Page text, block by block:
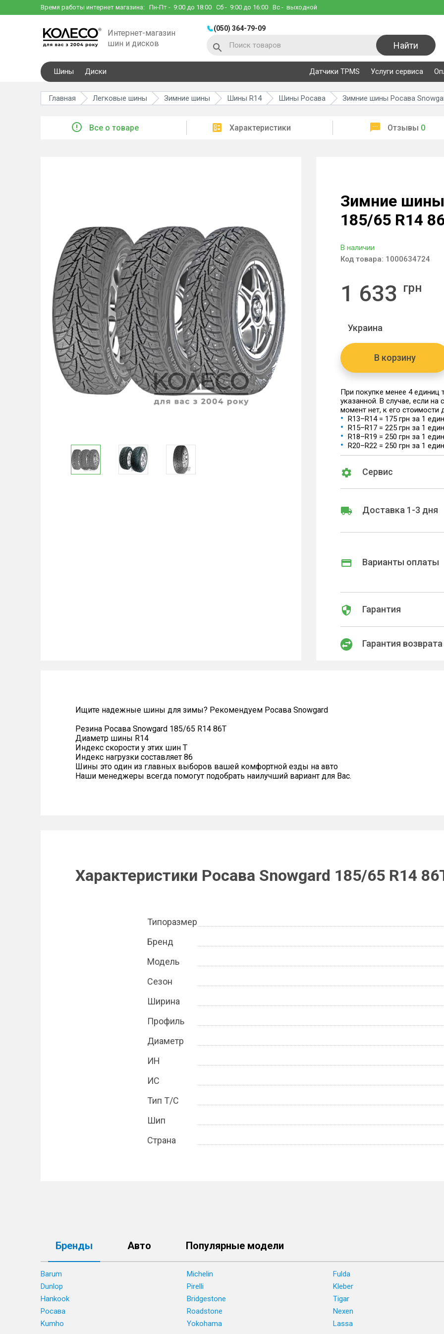
Время работы интернет магазина: Пн-Пт - 9:00 до 18:00 Сб - 9:00 до 16:00 Вс - выходной
Интернет-магазин
шин и дисков
(050) 364-79-09
Найти
Шины Диски Датчики TPMS Услуги сервиса
Главная Легковые шины Зимние шины Шины R14 Шины Росава Зимние шины Росава
Все о товаре Характеристики Отзывы 0
Зимние шины
185/65 R14
В наличии
Код товара: 1000634724
1 633 грн
Украина
В корзину
При покупке менее 4
указанной. В случае, если
момент нет, к его стоимости
R13–R14 = 175 грн за 1
R15–R17 = 225 грн за 1
R18–R19 = 250 грн за 1
R20–R22 = 250 грн за 1
Сервис
Доставка 1-3 дня
Варианты оплаты
Гарантия
Гарантия возврата
Ищите надежные шины для зимы? Рекомендуем Росава Snowgard
Резина Росава Snowgard 185/65 R14 86T
Диаметр шины R14
Индекс скорости у этих шин T
Индекс нагрузки составляет 86
Шины это один из главных выборов вашей комфортной езды на авто
Наши менеджеры всегда помогут подобрать наилучший вариант для Вас.
Характеристики Росава Snowgard 185/65 R14
Типоразмер
Бренд
Модель
Сезон
Ширина
Профиль
Диаметр
ИН
ИС
Тип Т/С
Шип
Страна
Бренды Авто Популярные модели
Barum Michelin
Fulda
Dunlop
Pirelli
Kleber
Hankook
Bridgestone
Tigar
Росава
Roadstone
Nexen
Kumho
Yokohama Lassa